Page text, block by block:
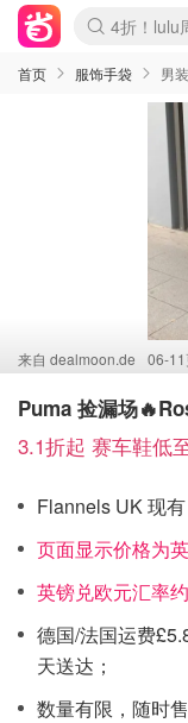
Boticinal
4折！lulu
还没结束
Joybuy变
速领！
疑似霸哥
Zalando
Moncler
Coach
首页 服饰手袋 男装
来自 dealmoon.de 06-
Puma 捡漏场
3.1折起 赛车鞋低
Flannels UK 现
页面显示价格为
英镑兑欧元汇率
德国/法国运费
天送达；
数量有限，随时